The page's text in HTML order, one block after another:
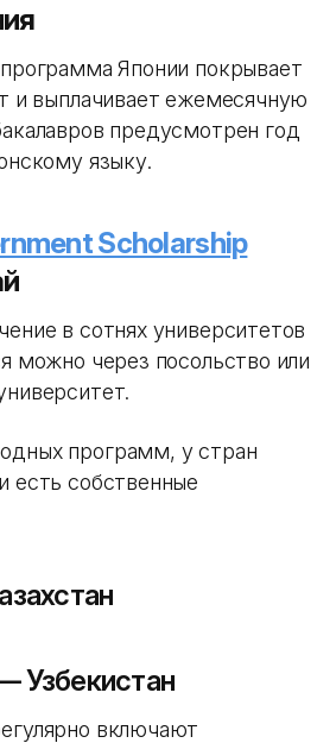
Японии покрывает
и выплачивает ежемесячную
предусмотрен год
языку.
Scholarship
в сотнях университетов
можно через посольство или
программ, у стран
есть собственные
Узбекистан
включают